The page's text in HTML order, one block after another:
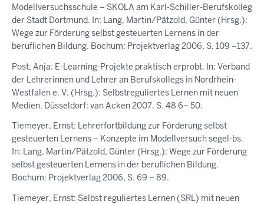
Modellversuchsschule – SKOLA am Karl-Schiller-Berufskolleg
der Stadt Dortmund. In: Lang, Martin/Pätzold, Günter (Hrsg.):
Wege zur Förderung selbst gesteuerten Lernens in der
beruflichen Bildung. Bochum: Projektverlag 2006, S. 109 –137.
Post, Anja: E-Learning-Projekte praktisch erprobt. In: Verband
der Lehrerinnen und Lehrer an Berufskollegs in Nordrhein-
Westfalen e. V. (Hrsg.): Selbstreguliertes Lernen mit neuen
Medien. Düsseldorf: van Acken 2007, S. 48 6– 50.
Tiemeyer, Ernst: Lehrerfortbildung zur Förderung selbst
gesteuerten Lernens – Konzepte im Modellversuch segel-bs.
In: Lang, Martin/Pätzold, Günter (Hrsg.): Wege zur Förderung
selbst gesteuerten Lernens in der beruflichen Bildung.
Bochum: Projektverlag 2006, S. 69 – 89.
Tiemeyer, Ernst: Selbst reguliertes Lernen (SRL) mit neuen